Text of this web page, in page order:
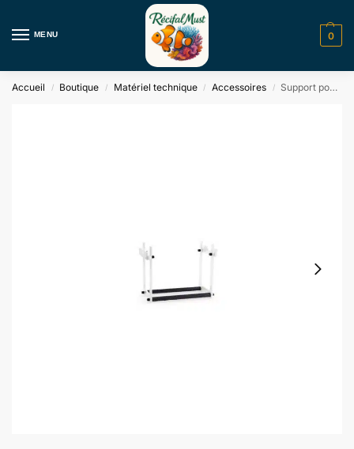
MENU 0
Accueil / Boutique / Matériel technique / Accessoires / Support pour RC300 Tropic Creation